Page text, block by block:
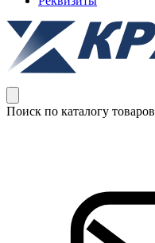
Поиск по каталогу товаров